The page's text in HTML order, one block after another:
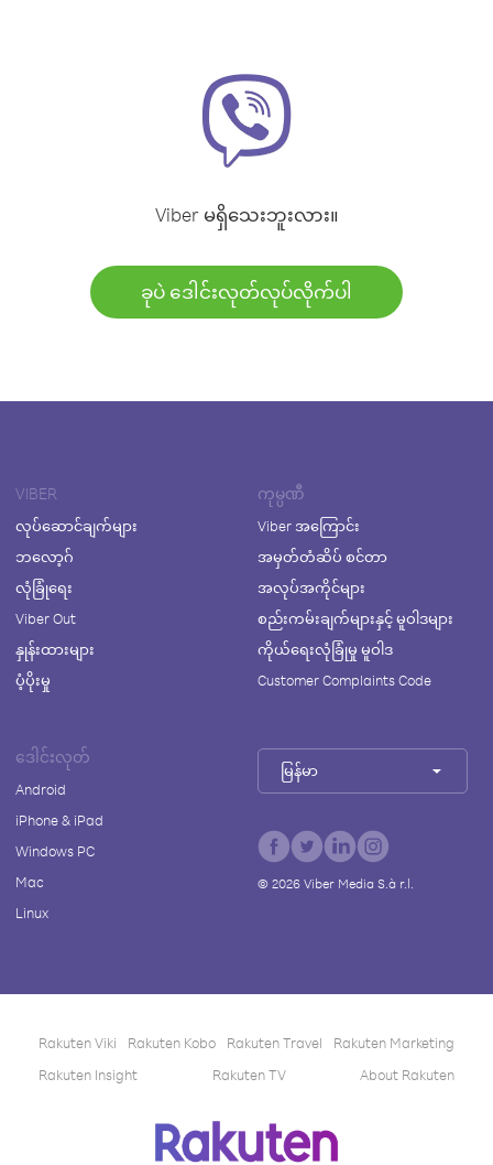
Viber မရှိသေးဘူးလား။
ခုပဲ ဒေါင်းလုတ်လုပ်လိုက်ပါ
VIBER
လုပ်ဆောင်ချက်များ
ဘလော့ဂ်
လုံခြုံရေး
Viber Out
နှုန်းထားများ
ပံ့ပိုးမှု
ကုမ္ပဏီ
Viber အကြောင်း
အမှတ်တံဆိပ် စင်တာ
အလုပ်အကိုင်များ
စည်းကမ်းချက်များနှင့် မူဝါဒများ
ကိုယ်ရေးလုံခြုံမှု မူဝါဒ
Customer Complaints Code
ဒေါင်းလုတ်
Android
iPhone & iPad
Windows PC
Mac
Linux
မြန်မာ
© 2026Viber Media S.à r.l.
Rakuten Viki Rakuten Kobo Rakuten Travel
Rakuten Marketing
Rakuten Insight
Rakuten TV About Rakuten